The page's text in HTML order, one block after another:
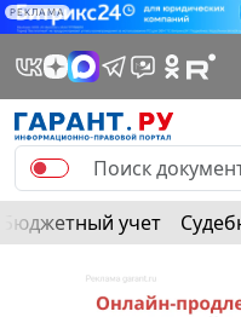
РЕКЛАМА
Бюджетный учет